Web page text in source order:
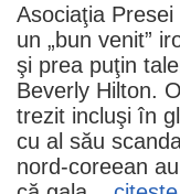
Asociaţia
un „bun venit”
şi prea puţin
Beverly Hilton.
trezit incluşi în
cu al său
nord-coreean